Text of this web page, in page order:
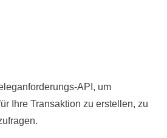
API, um
Ihre Transaktion zu erstellen, zu